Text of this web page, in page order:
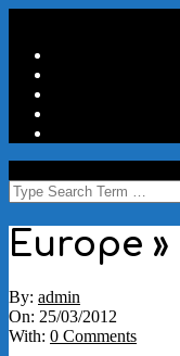
content
Menu
Search
Europe »
By: admin
On: 25/03/2012
With: 0 Comments